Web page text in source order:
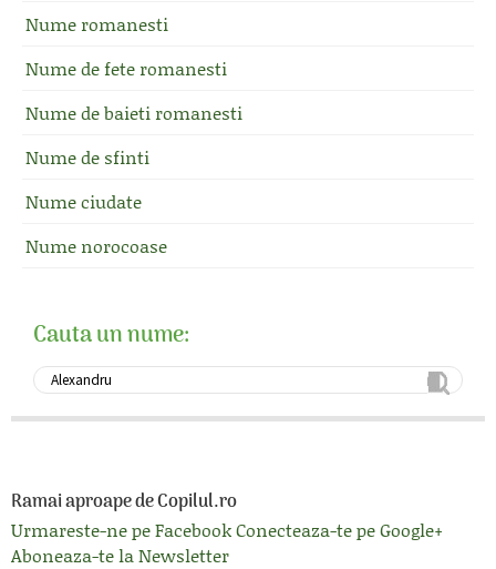
Nume romanesti
Nume de fete romanesti
Nume de baieti romanesti
Nume de sfinti
Nume ciudate
Nume norocoase
Cauta un nume:
Ramai aproape de Copilul.ro
Urmareste-ne pe FacebookConecteaza-te pe Google+
Aboneaza-te la Newsletter